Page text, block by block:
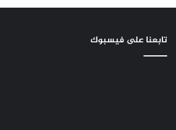
تابعنا على فيسبوك